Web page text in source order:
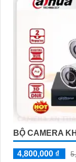
BỘ CAMERA
4,800,000 ₫